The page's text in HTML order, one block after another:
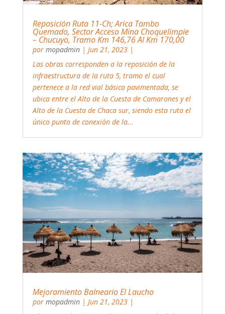
Reposición Ruta 11-Ch; Arica Tambo
Quemado, Sector Acceso Mina Choquelimpie
– Chucuyo, Tramo Km 146,76 Al Km 170,00
por mopadmin| Jun 21, 2023|
Las obras corresponden a la reposición de la
infraestructura de la ruta 5, tramo el cual
pertenece a la red vial básica pavimentada, se
ubica entre el Alto de la Cuesta de Camarones y el
Alto de la Cuesta de Chaca sur, siendo esta ruta el
único punto de conexión de la...
Mejoramiento Balneario El Laucho
por mopadmin| Jun 21, 2023|